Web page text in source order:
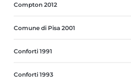
Compton 2012
Comune di Pisa 2001
Conforti 1991
Conforti 1993